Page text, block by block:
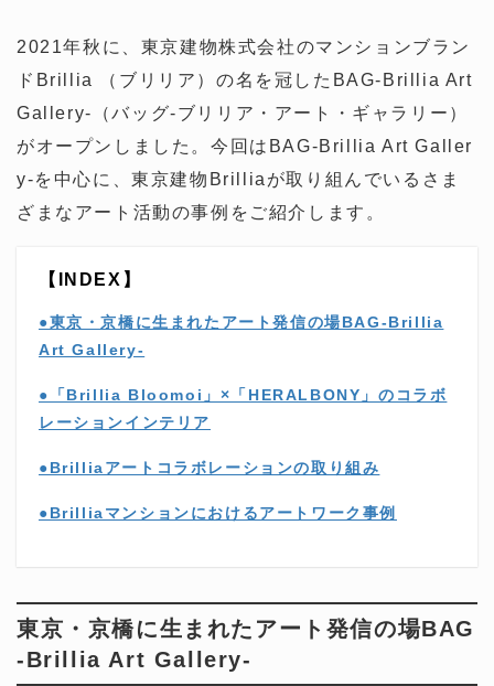
2021年秋に、東京建物株式会社のマンションブラン
ドBrillia （ブリリア）の名を冠したBAG-Brillia Art
Gallery-（バッグ-ブリリア・アート・ギャラリー）
がオープンしました。今回はBAG-Brillia Art Galler
y-を中心に、東京建物Brilliaが取り組んでいるさま
ざまなアート活動の事例をご紹介します。
【INDEX】
●東京・京橋に生まれたアート発信の場BAG-Brillia
Art Gallery-
●「Brillia Bloomoi」×「HERALBONY」のコラボ
レーションインテリア
●Brilliaアートコラボレーションの取り組み
●Brilliaマンションにおけるアートワーク事例
東京・京橋に生まれたアート発信の場BAG
-Brillia Art Gallery-